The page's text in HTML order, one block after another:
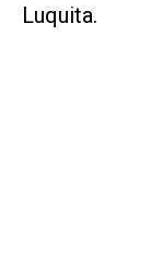
Luquita.